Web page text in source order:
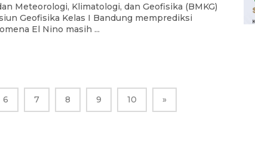
Meteorologi, Klimatologi, dan Geofisika (BMKG)
Geofisika Kelas I Bandung memprediksi
El Nino masih ...
6 7 8 9 10 »